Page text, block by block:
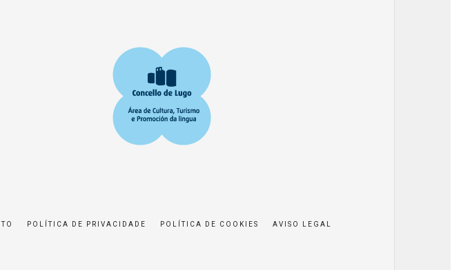
POLÍTICA DE PRIVACIDADE POLÍTICA DE COOKIES
AVISO LEGAL